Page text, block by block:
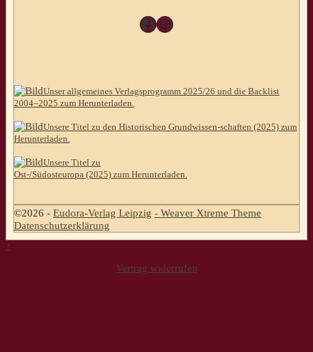
Facebook
Instagram
Unser allgemeines Verlagsprogramm 2025/26 und die Backlist
2004–2025 zum Herunterladen.
Unsere Titel zu den Historischen Grundwissen-schaften (2025) zum
Herunterladen.
Unsere Titel zu
Ost-/Südosteuropa (2025) zum Herunterladen.
©2026 - Eudora-Verlag Leipzig - Weaver Xtreme Theme
Datenschutzerklärung
↑
Vertrag widerrufen